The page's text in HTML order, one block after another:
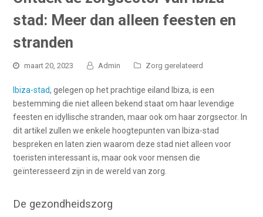
stad: Meer dan alleen feesten en
stranden
maart 20, 2023 Admin Zorg gerelateerd
Ibiza-stad, gelegen op het prachtige eiland Ibiza, is een
bestemming die niet alleen bekend staat om haar levendige
feesten en idyllische stranden, maar ook om haar zorgsector. In
dit artikel zullen we enkele hoogtepunten van Ibiza-stad
bespreken en laten zien waarom deze stad niet alleen voor
toeristen interessant is, maar ook voor mensen die
geïnteresseerd zijn in de wereld van zorg.
De gezondheidszorg